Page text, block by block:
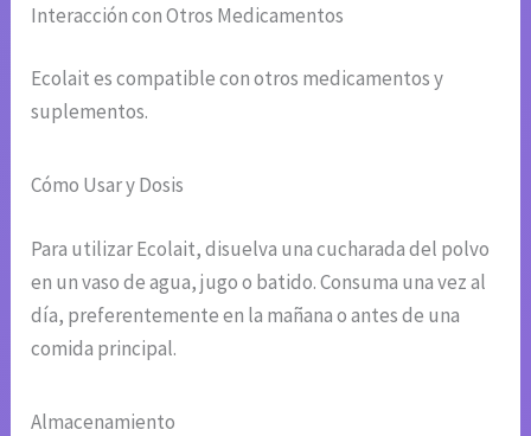
Interacción con Otros Medicamentos
Ecolait es compatible con otros medicamentos y
suplementos.
Cómo Usar y Dosis
Para utilizar Ecolait, disuelva una cucharada del polvo
en un vaso de agua, jugo o batido. Consuma una vez al
día, preferentemente en la mañana o antes de una
comida principal.
Almacenamiento